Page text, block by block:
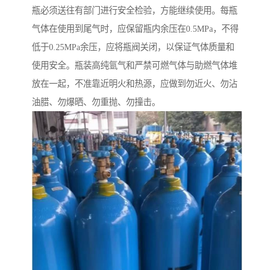
瓶必须送往有部门进行安全检验，方能继续使用。每瓶
气体在使用到尾气时，应保留瓶内余压在0.5MPa，不得
低于0.25MPa余压，应将瓶阀关闭，以保证气体质量和
使用安全。瓶装高纯氩气和严禁可燃气体与助燃气体堆
放在一起，不准靠近明火和热源，应做到勿近火、勿沾
油腊、勿爆晒、勿重抛、勿撞击。